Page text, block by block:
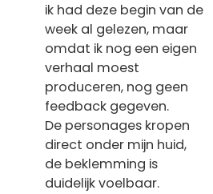
ik had deze begin van de
week al gelezen, maar
omdat ik nog een eigen
verhaal moest
produceren, nog geen
feedback gegeven.
De personages kropen
direct onder mijn huid,
de beklemming is
duidelijk voelbaar.